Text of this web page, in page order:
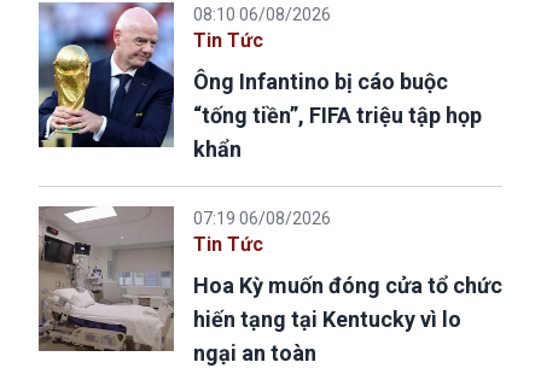
08:10 06/08/2026
Tin Tức
Ông Infantino bị cáo buộc
“tống tiền”, FIFA triệu tập họp
khẩn
07:19 06/08/2026
Tin Tức
Hoa Kỳ muốn đóng cửa tổ chức
hiến tạng tại Kentucky vì lo
ngại an toàn